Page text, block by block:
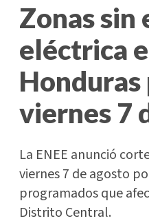
Zonas sin
eléctrica
Honduras
viernes 7
La ENEE anunció
viernes 7 de agosto
programados que
Distrito Central.